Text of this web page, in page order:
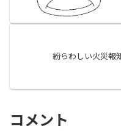
紛らわしい火災報
コメント